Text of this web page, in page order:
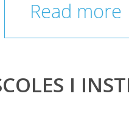
Read more
I